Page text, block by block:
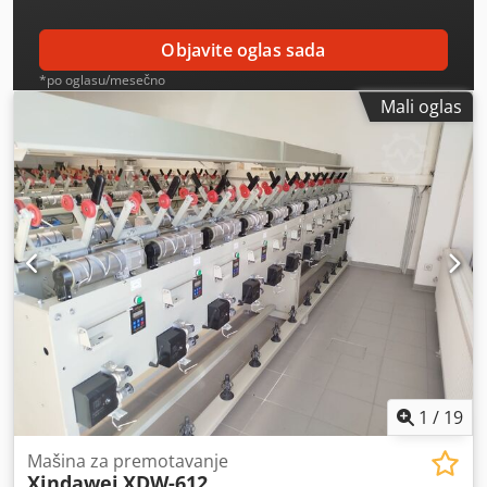
Objavite oglas sada
*po oglasu/mesečno
Mali oglas
1 / 19
Mašina za premotavanje